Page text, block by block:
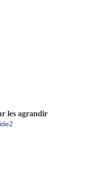
les agrandir